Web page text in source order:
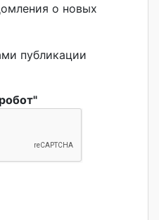
о новых
публикации